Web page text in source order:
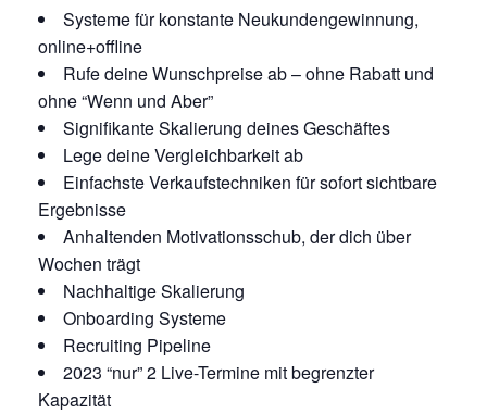
Systeme für konstante Neukundengewinnung,
online+offline
Rufe deine Wunschpreise ab – ohne Rabatt und
ohne “Wenn und Aber”
Signifikante Skalierung deines Geschäftes
Lege deine Vergleichbarkeit ab
Einfachste Verkaufstechniken für sofort sichtbare
Ergebnisse
Anhaltenden Motivationsschub, der dich über
Wochen trägt
Nachhaltige Skalierung
Onboarding Systeme
Recruiting Pipeline
2023 “nur” 2 Live-Termine mit begrenzter
Kapazität